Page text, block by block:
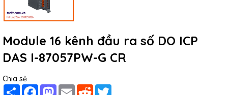
Module 16 kênh đầu ra số DO ICP
DAS I-87057PW-G CR
Chia sẻ
Share FacebookMastodon
Email Reddit